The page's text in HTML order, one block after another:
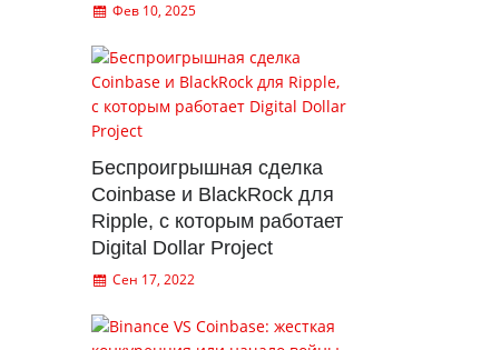
Фев 10, 2025
Беспроигрышная сделка
Coinbase и BlackRock для
Ripple, с которым работает
Digital Dollar Project
Сен 17, 2022